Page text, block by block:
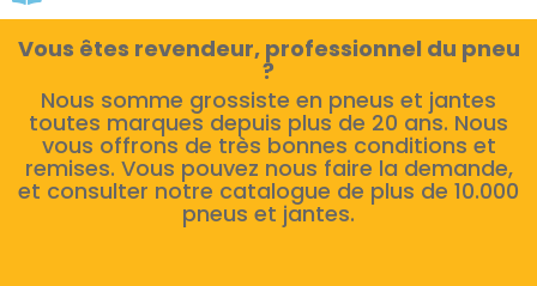
Vous êtes revendeur, professionnel du pneu
?
Nous somme grossiste en pneus et jantes
toutes marques depuis plus de 20 ans. Nous
vous offrons de très bonnes conditions et
remises. Vous pouvez nous faire la demande,
et consulter notre catalogue de plus de 10.000
pneus et jantes.